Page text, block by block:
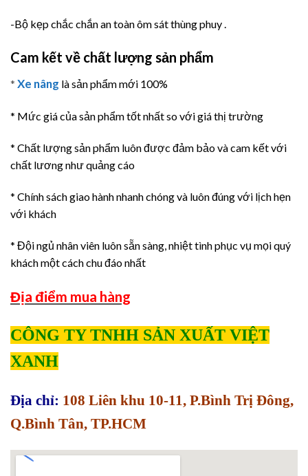
-Bộ kẹp chắc chắn an toàn ôm sát thùng phuy .
Cam kết về chất lượng sản phẩm
* Xe nâng là sản phẩm mới 100%
* Mức giá của sản phẩm tốt nhất so với giá thị trường
* Chất lượng sản phẩm luôn được đảm bảo và cam kết với
chất lương như quảng cáo
* Chính sách giao hành nhanh chóng và luôn đúng với lịch hẹn
với khách
* Đội ngủ nhân viên luôn sẵn sàng, nhiệt tình phục vụ mọi quý
khách một cách chu đáo nhất
Địa điểm mua hàng
CÔNG TY TNHH SẢN XUẤT VIỆT
XANH
Địa chỉ: 108 Liên khu 10-11, P.Bình Trị Đông,
Q.Bình Tân, TP.HCM